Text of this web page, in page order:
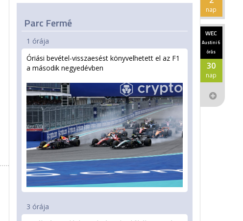
nap
WEC
Austini 6
órás
30
nap
Parc Fermé
1 órája
Óriási bevétel-visszaesést könyvelhetett el az F1
a második negyedévben
3 órája